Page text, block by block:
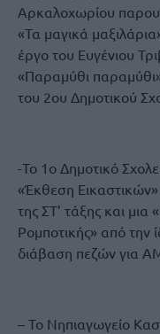
Αρκαλοχωρίου
«Τα μαγικά
έργο του Ευγένιου
«Παραμύθι
του 2ου Δημοτικού
-Το 1ο Δημοτικό
«Έκθεση
της ΣΤ’ τάξης και
Ρομποτικής» από την
διάβαση πεζών για
– Το Νηπιαγωγείο